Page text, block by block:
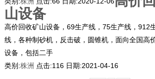
山设备
高价回收矿山设备，69生产线，75生产线，912
线，各种制砂机，反击破，圆锥机，面向全国高
设备，包括二手
类别:株洲 点击:116 日期:2021-04-16